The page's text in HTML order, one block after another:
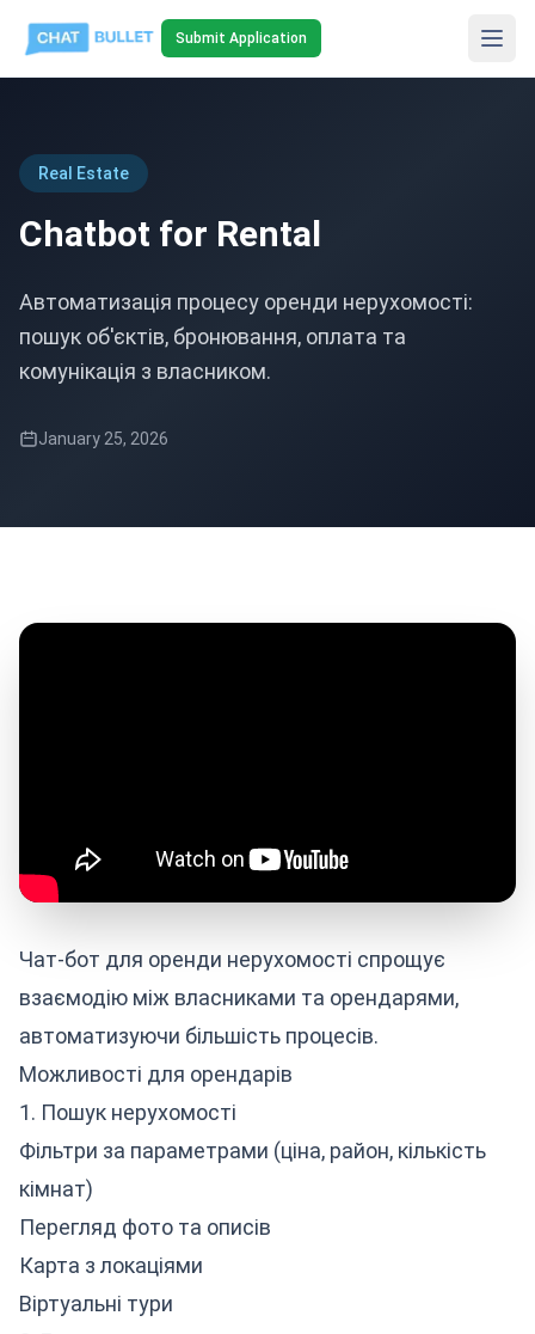
Submit Application
Real Estate
Chatbot for Rental
Автоматизація процесу оренди нерухомості:
пошук об'єктів, бронювання, оплата та
комунікація з власником.
January 25, 2026
Чат-бот для оренди нерухомості спрощує
взаємодію між власниками та орендарями,
автоматизуючи більшість процесів.
Можливості для орендарів
1. Пошук нерухомості
Фільтри за параметрами (ціна, район, кількість
кімнат)
Перегляд фото та описів
Карта з локаціями
Віртуальні тури